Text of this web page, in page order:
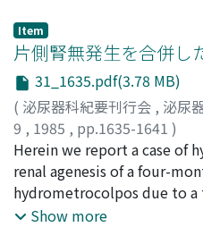
electron microscopic study
stones disclosed the
identified as urate and
laminations of crystallized
and laminations of
layer.
Hiroshi
72-year-old man with left
cell carcinoma) and gastric
adenocarcinoma). In both
reactions of stool was
symptoms developed. In
double cancer,
was performed in the same
Item
片側腎無発生を合併し
31_1635.pdf(3.78 MB)
( 泌尿器科紀要刊行会 , 泌尿
9 , 1985 , pp.1635-1641 )
若林, 昭;藤井, 敬三;徳中, 荘
竹, 直 ;WAKABAYASHI, Akira;
TOKUNAKA, Sohei;INADA,
YACHIKU, Sunao
Herein we report a case of
renal agenesis of a four-
hydrometrocolpos due to a
vagina and left renal
Show more